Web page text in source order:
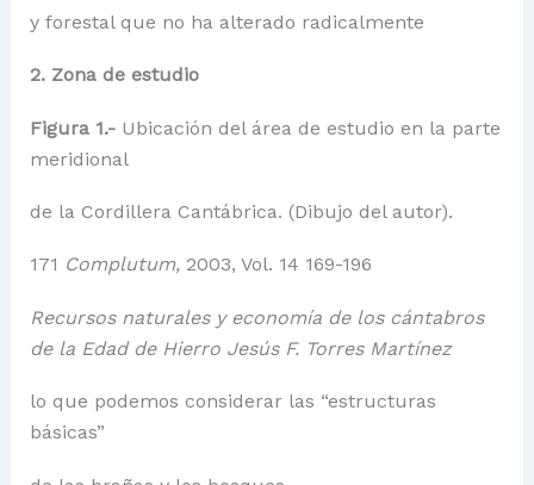
y forestal que no ha alterado radicalmente
2. Zona de estudio
Figura 1.- Ubicación del área de estudio en la parte
meridional
de la Cordillera Cantábrica. (Dibujo del autor).
171 Complutum, 2003, Vol. 14 169-196
Recursos naturales y economía de los cántabros
de la Edad de Hierro Jesús F. Torres Martínez
lo que podemos considerar las “estructuras
básicas”